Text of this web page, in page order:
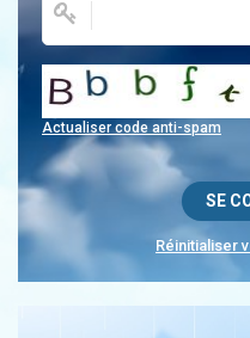
Actualiser code anti-spam
Réinitialiser